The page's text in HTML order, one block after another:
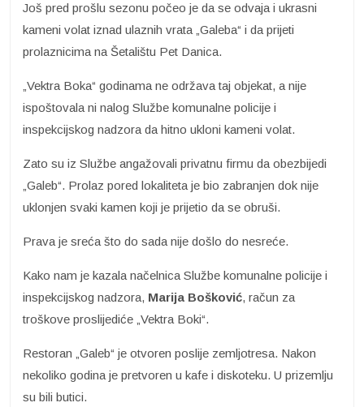
Još pred prošlu sezonu počeo je da se odvaja i ukrasni
kameni volat iznad ulaznih vrata „Galeba“ i da prijeti
prolaznicima na Šetalištu Pet Danica.
„Vektra Boka“ godinama ne održava taj objekat, a nije
ispoštovala ni nalog Službe komunalne policije i
inspekcijskog nadzora da hitno ukloni kameni volat.
Zato su iz Službe angažovali privatnu firmu da obezbijedi
„Galeb“. Prolaz pored lokaliteta je bio zabranjen dok nije
uklonjen svaki kamen koji je prijetio da se obruši.
Prava je sreća što do sada nije došlo do nesreće.
Kako nam je kazala načelnica Službe komunalne policije i
inspekcijskog nadzora, Marija Bošković, račun za
troškove proslijediće „Vektra Boki“.
Restoran „Galeb“ je otvoren poslije zemljotresa. Nakon
nekoliko godina je pretvoren u kafe i diskoteku. U prizemlju
su bili butici.